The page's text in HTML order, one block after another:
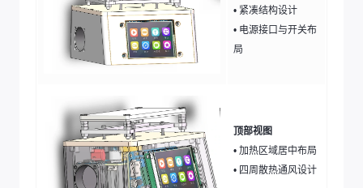
• 紧凑结构设计
• 电源接口与开关布
局
顶部视图
• 加热区域居中布局
• 四周散热通风设计